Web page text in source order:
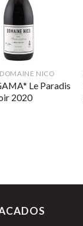
NICO
Le Paradis
2020